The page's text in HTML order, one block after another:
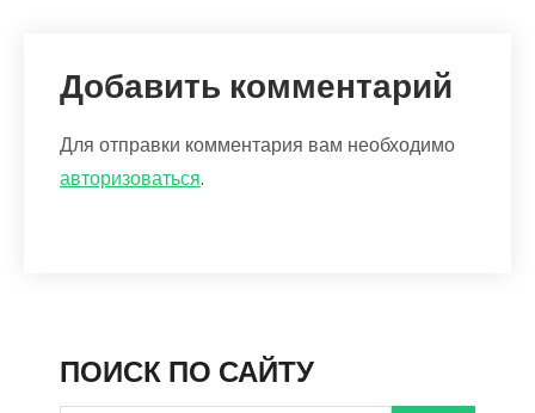
Добавить комментарий
Для отправки комментария вам необходимо
авторизоваться.
ПОИСК ПО САЙТУ